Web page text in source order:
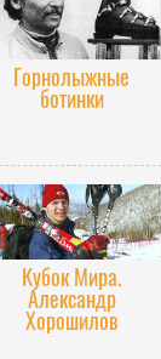
Горнолыжные
ботинки
Кубок Мира.
Александр
Хорошилов